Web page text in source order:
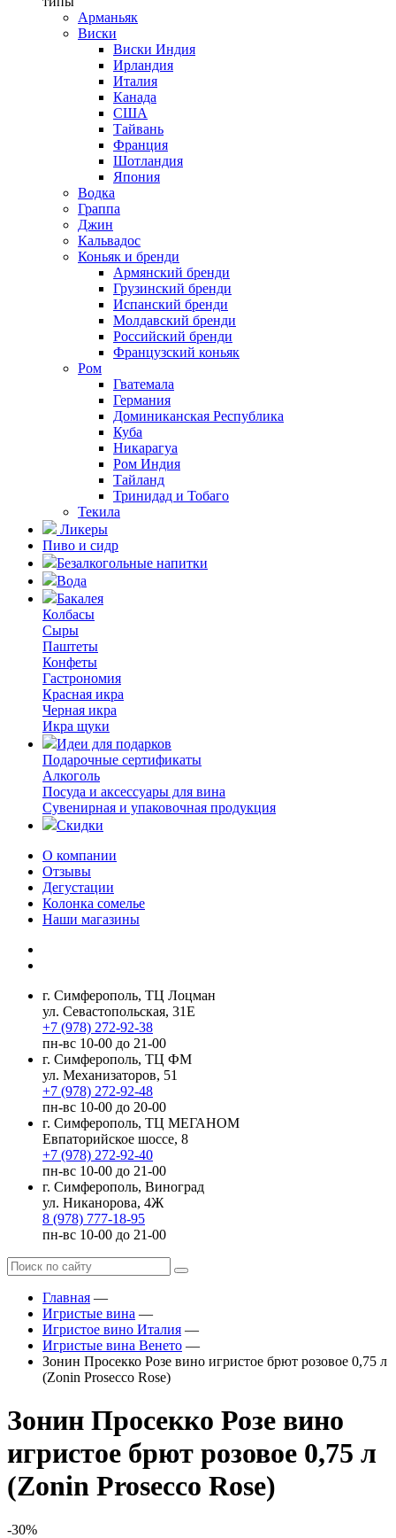
Арманьяк
Виски
Виски Индия
Ирландия
Италия
Канада
США
Тайвань
Франция
Шотландия
Япония
Водка
Граппа
Джин
Кальвадос
Коньяк и бренди
Армянский бренди
Грузинский бренди
Испанский бренди
Молдавский бренди
Российский бренди
Французский коньяк
Ром
Гватемала
Германия
Доминиканская Республика
Куба
Никарагуа
Ром Индия
Тайланд
Тринидад и Тобаго
Текила
Ликеры
Пиво и сидр
Безалкогольные напитки
Вода
Бакалея
Колбасы
Сыры
Паштеты
Конфеты
Гастрономия
Красная икра
Черная икра
Икра щуки
Идеи для подарков
Подарочные сертификаты
Алкоголь
Посуда и аксессуары для вина
Сувенирная и упаковочная продукция
Скидки
О компании
Отзывы
Дегустации
Колонка сомелье
Наши магазины
г. Симферополь, ТЦ Лоцман
ул. Севастопольская, 31Е
+7 (978) 272-92-38
пн-вс 10-00 до 21-00
г. Симферополь, ТЦ ФМ
ул. Механизаторов, 51
+7 (978) 272-92-48
пн-вс 10-00 до 20-00
г. Симферополь, ТЦ МЕГАНОМ
Евпаторийское шоссе, 8
+7 (978) 272-92-40
пн-вс 10-00 до 21-00
г. Симферополь, Виноград
ул. Никанорова, 4Ж
8 (978) 777-18-95
пн-вс 10-00 до 21-00
Главная —
Игристые вина —
Игристое вино Италия —
Игристые вина Венето —
Зонин Просекко Розе вино игристое брют розовое 0,75 л
(Zonin Prosecco Rose)
Зонин Просекко Розе вино
игристое брют розовое 0,75 л
(Zonin Prosecco Rose)
-30%